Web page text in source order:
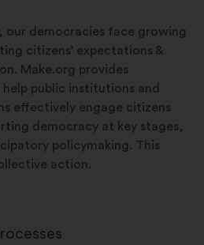
our democracies face growing
citizens’ expectations &
Make.org provides
public institutions and
effectively engage citizens
democracy at key stages,
policymaking. This
action.